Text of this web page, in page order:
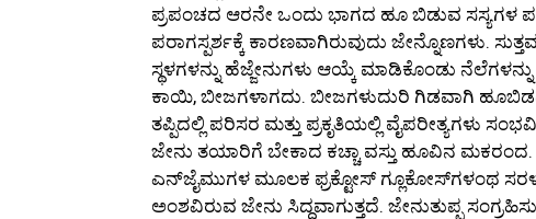
ಪ್ರಪಂಚದ ಆರನೇ ಒಂದು ಭಾಗದ ಹೂ ಬಿಡುವ ಸಸ್ಯಗಳ
ಪರಾಗಸ್ಪರ್ಶಕ್ಕೆ ಕಾರಣವಾಗಿರುವುದು ಜೇನ್ನೊಣಗಳು.
ಸ್ಥಳಗಳನ್ನು ಹೆಜ್ಜೇನುಗಳು ಆಯ್ಕೆ ಮಾಡಿಕೊಂಡು
ಕಾಯಿ, ಬೀಜಗಳಾಗದು. ಬೀಜಗಳುದುರಿ ಗಿಡವಾಗಿ
ತಪ್ಪಿದಲ್ಲಿ ಪರಿಸರ ಮತ್ತು ಪ್ರಕೃತಿಯಲ್ಲಿ ವೈಪರೀತ್ಯಗಳು
ಜೇನು ತಯಾರಿಗೆ ಬೇಕಾದ ಕಚ್ಚಾ ವಸ್ತು ಹೂವಿನ
ಎನ್‌ಜೈಮುಗಳ ಮೂಲಕ ಫ್ರಕ್ಟೋಸ್ ಗ್ಲೂಕೋಸ್‌ಗಳಂಥ ಸರಳ
ಅಂಶವಿರುವ ಜೇನು ಸಿದ್ಧವಾಗುತ್ತದೆ. ಜೇನುತುಪ್ಪ